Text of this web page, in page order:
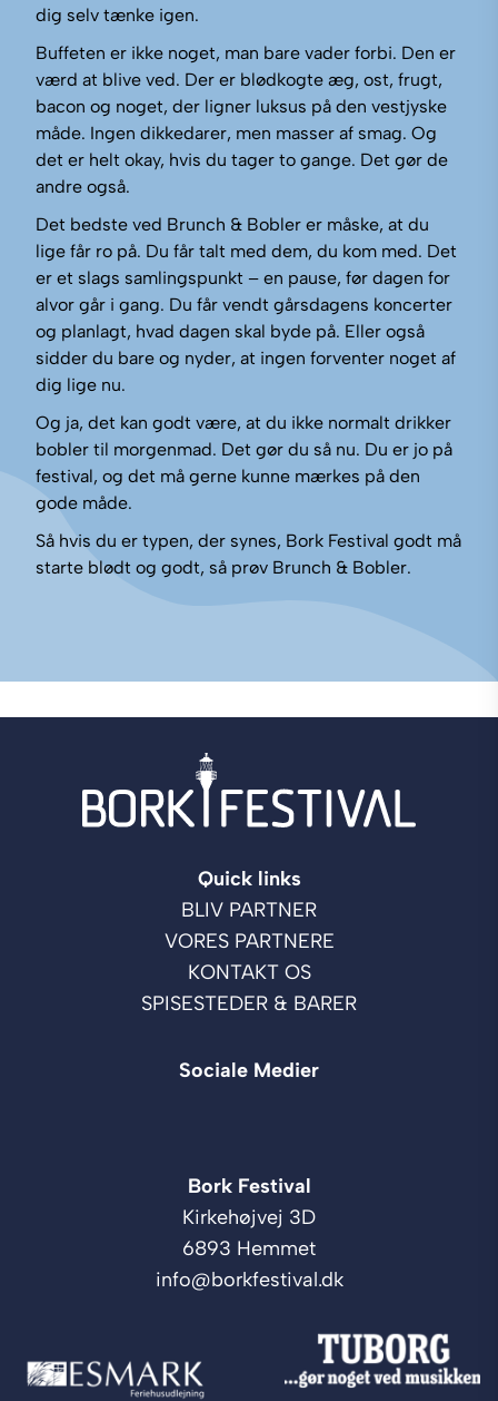
dig selv tænke igen.
Buffeten er ikke noget, man bare vader forbi. Den er
værd at blive ved. Der er blødkogte æg, ost, frugt,
bacon og noget, der ligner luksus på den vestjyske
måde. Ingen dikkedarer, men masser af smag. Og
det er helt okay, hvis du tager to gange. Det gør de
andre også.
Det bedste ved Brunch & Bobler er måske, at du
lige får ro på. Du får talt med dem, du kom med. Det
er et slags samlingspunkt – en pause, før dagen for
alvor går i gang. Du får vendt gårsdagens koncerter
og planlagt, hvad dagen skal byde på. Eller også
sidder du bare og nyder, at ingen forventer noget af
dig lige nu.
Og ja, det kan godt være, at du ikke normalt drikker
bobler til morgenmad. Det gør du så nu. Du er jo på
festival, og det må gerne kunne mærkes på den
gode måde.
Så hvis du er typen, der synes, Bork Festival godt må
starte blødt og godt, så prøv Brunch & Bobler.
Bork Festival
Kirkehøjvej 3D
6893 Hemmet
info@borkfestival.dk
Quick links
BLIV PARTNER
VORES PARTNERE
KONTAKT OS
SPISESTEDER & BARER
Sociale Medier